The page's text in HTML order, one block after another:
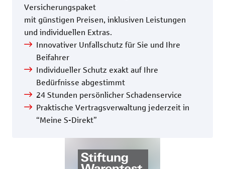
Versicherungspaket
mit günstigen Preisen, inklusiven Leistungen
und individuellen Extras.
Innovativer Unfallschutz für Sie und Ihre
Beifahrer
Individueller Schutz exakt auf Ihre
Bedürfnisse abgestimmt
24 Stunden persönlicher Schadenservice
Praktische Vertragsverwaltung jederzeit in
“Meine S-Direkt”